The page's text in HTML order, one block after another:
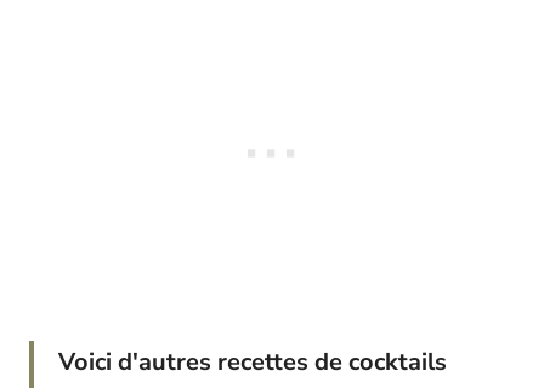
Voici d'autres recettes de cocktails